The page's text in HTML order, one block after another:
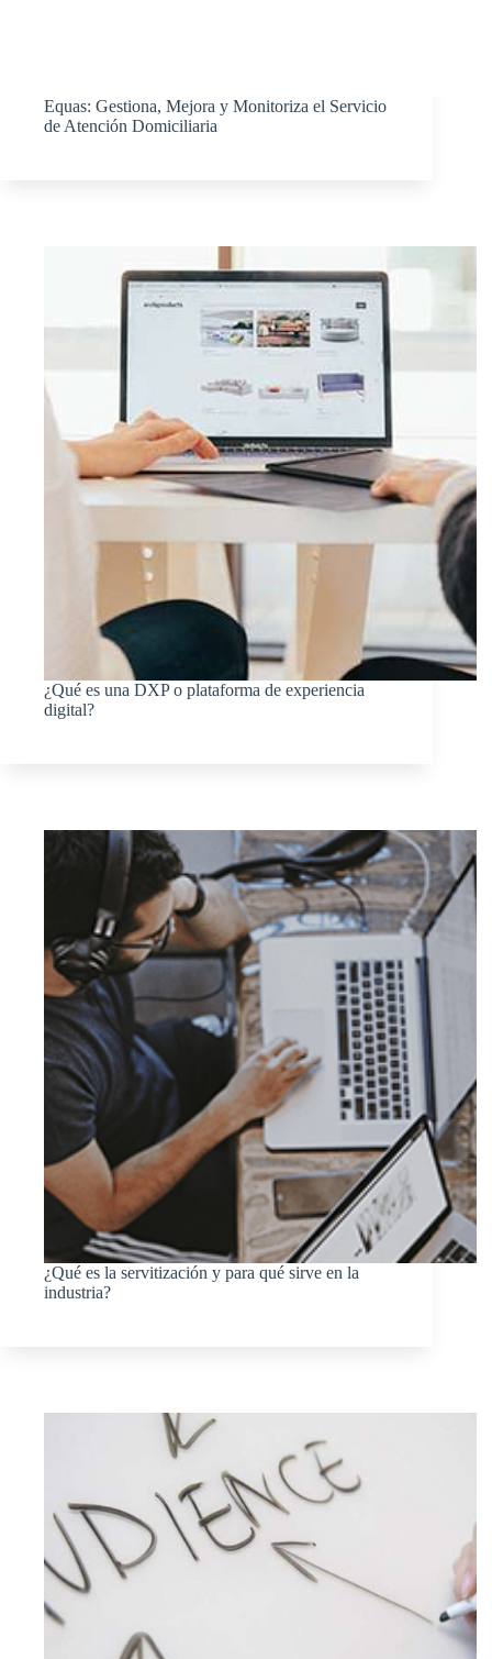
Equas: Gestiona, Mejora y Monitoriza el Servicio
de Atención Domiciliaria
¿Qué es una DXP o plataforma de experiencia
digital?
¿Qué es la servitización y para qué sirve en la
industria?